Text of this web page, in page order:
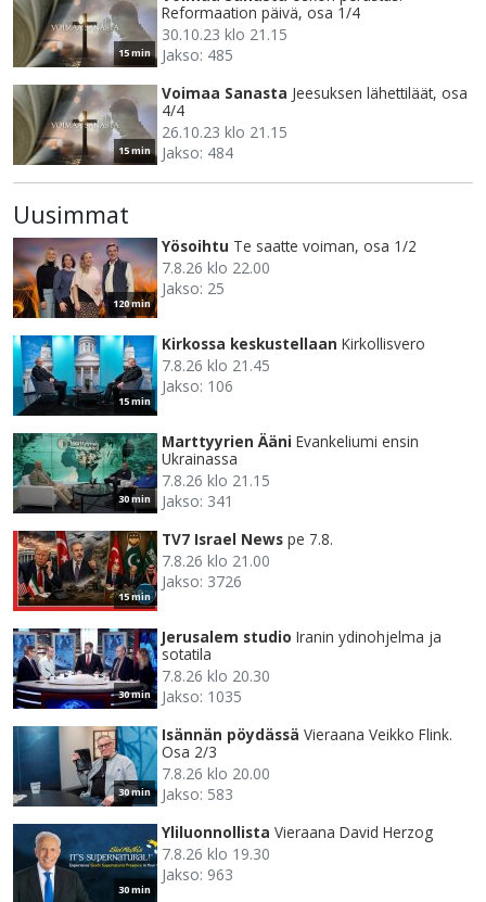
15 min
Reformaation päivä, osa 1/4
30.10.23 klo 21.15
Jakso: 485
15 min
Voimaa Sanasta Jeesuksen lähettiläät, osa
4/4
26.10.23 klo 21.15
Jakso: 484
Uusimmat
120 min
Yösoihtu Te saatte voiman, osa 1/2
7.8.26 klo 22.00
Jakso: 25
15 min
Kirkossa keskustellaan Kirkollisvero
7.8.26 klo 21.45
Jakso: 106
30 min
Marttyyrien Ääni Evankeliumi ensin
Ukrainassa
7.8.26 klo 21.15
Jakso: 341
15 min
TV7 Israel News pe 7.8.
7.8.26 klo 21.00
Jakso: 3726
30 min
Jerusalem studio Iranin ydinohjelma ja
sotatila
7.8.26 klo 20.30
Jakso: 1035
30 min
Isännän pöydässä Vieraana Veikko Flink.
Osa 2/3
7.8.26 klo 20.00
Jakso: 583
30 min
Yliluonnollista Vieraana David Herzog
7.8.26 klo 19.30
Jakso: 963